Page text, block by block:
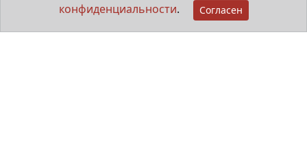
конфиденциальности. Согласен